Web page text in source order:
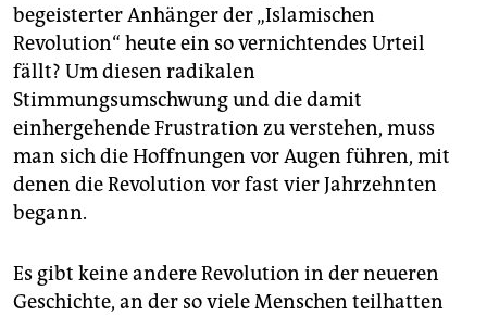
begeisterter Anhänger der „Islamischen
Revolution“ heute ein so vernichtendes Urteil
fällt? Um diesen radikalen
Stimmungsumschwung und die damit
einhergehende Frustration zu verstehen, muss
man sich die Hoffnungen vor Augen führen, mit
denen die Revolution vor fast vier Jahrzehnten
begann.
Es gibt keine andere Revolution in der neueren
Geschichte, an der so viele Menschen teilhatten